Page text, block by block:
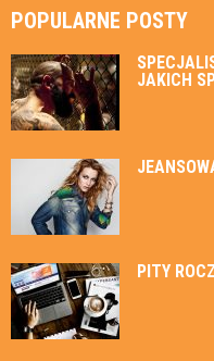
POPULARNE POSTY
JAKICH
PITY